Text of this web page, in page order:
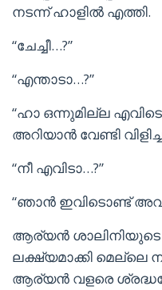
നടന്ന് ഹാളിൽ എത്തി.
“ചേച്ചീ…?”
“എന്താടാ…?”
“ഹാ ഒന്നുമില്ല
അറിയാൻ വേണ്ടി
“നീ എവിടാ…?”
“ഞാൻ ഇവിടൊണ്ട്
ആര്യൻ ശാലിനിയുടെ
ലക്ഷ്യമാക്കി മെല്ലെ
ആര്യൻ വളരെ